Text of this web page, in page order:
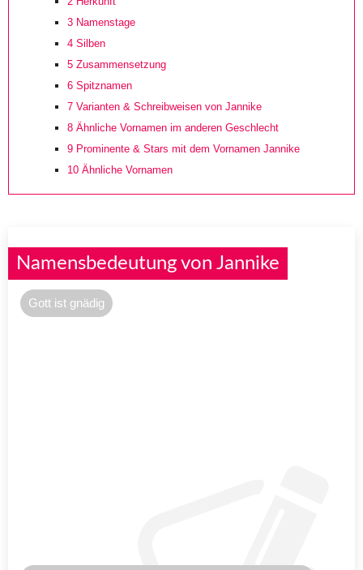
3 Namenstage
4 Silben
5 Zusammensetzung
6 Spitznamen
7 Varianten & Schreibweisen von Jannike
8 Ähnliche Vornamen im anderen Geschlecht
9 Prominente & Stars mit dem Vornamen Jannike
10 Ähnliche Vornamen
Namensbedeutung von Jannike
Gott ist gnädig